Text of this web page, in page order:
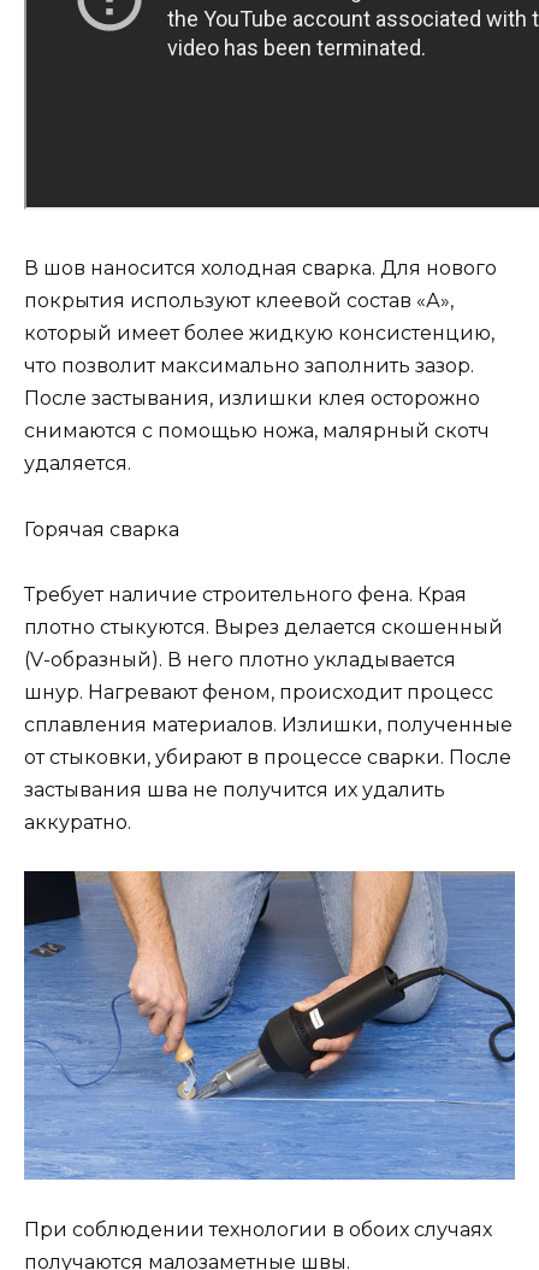
В шов наносится холодная сварка. Для нового
покрытия используют клеевой состав «А»,
который имеет более жидкую консистенцию,
что позволит максимально заполнить зазор.
После застывания, излишки клея осторожно
снимаются с помощью ножа, малярный скотч
удаляется.
Горячая сварка
Требует наличие строительного фена. Края
плотно стыкуются. Вырез делается скошенный
(V-образный). В него плотно укладывается
шнур. Нагревают феном, происходит процесс
сплавления материалов. Излишки, полученные
от стыковки, убирают в процессе сварки. После
застывания шва не получится их удалить
аккуратно.
При соблюдении технологии в обоих случаях
получаются малозаметные швы.